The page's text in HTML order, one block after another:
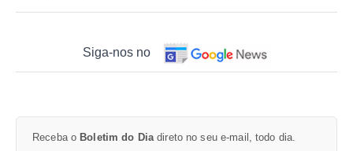
Siga-nos no
Receba o Boletim do Dia direto no seu e-mail, todo dia.